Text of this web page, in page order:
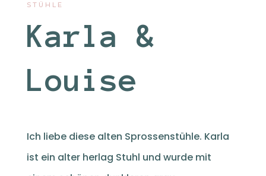
STÜHLE
Karla &
Louise
Ich liebe diese alten Sprossenstühle. Karla
ist ein alter herlag Stuhl und wurde mit